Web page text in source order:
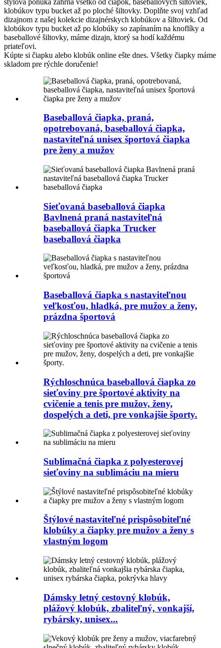
klobúkov typu bucket až po ploché šiltovky. Doplňte svoj vzhľad
dizajnom z našej kolekcie dizajnérskych klobúkov a šiltoviek. Od
klobúkov typu bucket až po klobúky so zapínaním na knoflíky a
baseballové šiltovky, máme dizajn, ktorý sa hodí každému
priateľovi.
Kúpte si čiapku alebo klobúk online ešte dnes. Všetky čiapky máme
skladom pre rýchle doručenie!
Baseballová čiapka, praná,
opotrebovaná, baseballová čiapka,
nastaviteľná unisex športová čiapka
pre ženy a mužov
Sieťovaná baseballová čiapka
Bavlnená praná nastaviteľná
baseballová čiapka Trucker
baseballová čiapka
Baseballová čiapka s nastaviteľnou
veľkosťou, hladká, pre mužov a ženy,
prázdna športová
Rýchloschnúca baseballová čiapka zo
sieťoviny pre športové aktivity na
cvičenie a tenis pre mužov, ženy,
dospelých a deti, pre vonkajšie športy.
Sublimačná čiapka z polyesterovej
sieťoviny na sublimáciu na mieru
Štýlové nastaviteľné prispôsobiteľné
klobúky a čiapky pre mužov a ženy s
vlastným logom
Dámsky letný cestovný klobúk,
plážový klobúk, zbaliteľný, vonkajší,
rybársky, unisex...